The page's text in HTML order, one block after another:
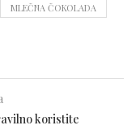
MLEČNA ČOKOLADA
koristite